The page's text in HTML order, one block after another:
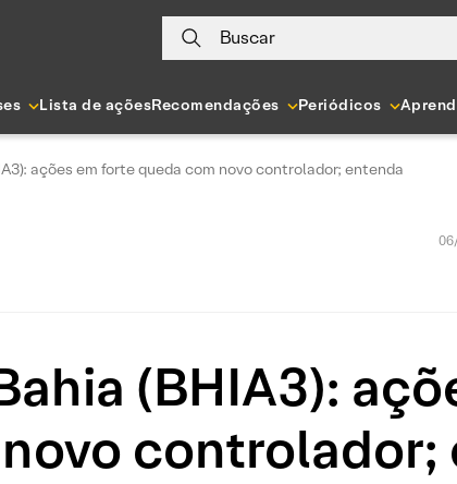
Buscar
Lista de açõesRecomendações Periódicos
ações em forte queda com novo controlador; entenda
(BHIA3):
controlador;